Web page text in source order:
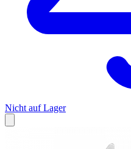
Nicht auf Lager